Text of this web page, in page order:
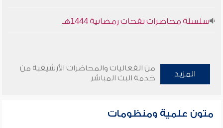
سلسلة محاضرات نفحات رمضانية 1444هـ
المزيد
من الفعاليات والمحاضرات الأرشيفية من
خدمة البث المباشر
متون علمية ومنظومات